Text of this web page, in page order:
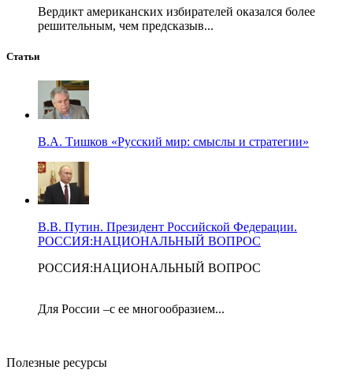
Вердикт американских избирателей оказался более
решительным, чем предсказыв...
Статьи
В.А. Тишков «Русский мир: смыслы и стратегии»
В.В. Путин. Президент Российской Федерации.
РОССИЯ:НАЦИОНАЛЬНЫЙ ВОПРОС
РОССИЯ:НАЦИОНАЛЬНЫЙ ВОПРОС
Для России –с ее многообразием...
Полезные ресурсы